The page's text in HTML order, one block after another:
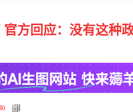
方回应：没有这种
9)